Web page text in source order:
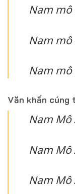
Nam mô
Nam mô
Nam mô
Văn khấn cúng
Nam Mô
Nam Mô
Nam Mô